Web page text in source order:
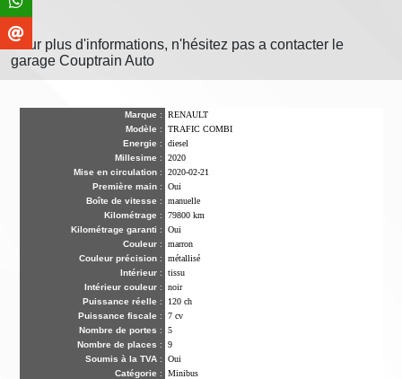
Pour plus d'informations, n'hésitez pas a contacter le
garage Couptrain Auto
Marque :
RENAULT
Modèle :
TRAFIC COMBI
Energie :
diesel
Millesime :
2020
Mise en circulation:
2020-02-21
Première main:
Oui
Boîte de vitesse :
manuelle
Kilométrage :
79800 km
Kilométrage garanti :
Oui
Couleur:
marron
Couleur précision:
métallisé
Intérieur:
tissu
Intérieur couleur:
noir
Puissance réelle :
120 ch
Puissance fiscale :
7 cv
Nombre de portes :
5
Nombre de places :
9
Soumis à la TVA:
Oui
Catégorie :
Minibus